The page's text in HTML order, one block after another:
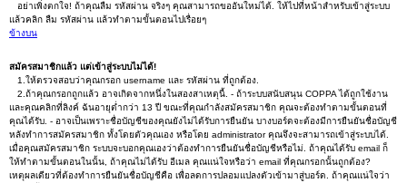
อย่าเพิ่งตกใจ! ถ้าคุณลืม รหัสผ่าน จริงๆ คุณสามารถขออันใหม่ได้. ให้ไปที่หน้าสำหรับเข้าสู่ระบบ
แล้วคลิก ลืม รหัสผ่าน แล้วทำตามขั้นตอนไปเรื่อยๆ
ข้างบน
สมัครสมาชิกแล้ว แต่เข้าสู่ระบบไม่ได้!
1.ให้ตรวจสอบว่าคุณกรอก username และ รหัสผ่าน ที่ถูกต้อง.
2.ถ้าคุณกรอกถูกแล้ว อาจเกิดจากหนึ่งในสองสาเหตุนี้. - ถ้าระบบสนับสนุน COPPA ได้ถูกใช้งาน
และคุณคลิกที่ลิงค์ ฉันอายุต่ำกว่า 13 ปี ขณะที่คุณกำลังสมัครสมาชิก คุณจะต้องทำตามขั้นตอนที่
คุณได้รับ. - อาจเป็นเพราะชื่อบัญชีของคุณยังไม่ได้รับการยืนยัน บางบอร์ดจะต้องมีการยืนยันชื่อบัญชี
หลังทำการสมัครสมาชิก ทั้งโดยตัวคุณเอง หรือโดย administrator คุณจึงจะสามารถเข้าสู่ระบบได้.
เมื่อคุณสมัครสมาชิก ระบบจะบอกคุณเองว่าต้องทำการยืนยันชื่อบัญชีหรือไม่. ถ้าคุณได้รับ email ก็
ให้ทำตามขั้นตอนในนั้น, ถ้าคุณไม่ได้รับ อีเมล คุณแน่ใจหรือว่า email ที่คุณกรอกนั้นถูกต้อง?
เหตุผลเดียวที่ต้องทำการยืนยันชื่อบัญชีคือ เพื่อลดการปลอมแปลงตัวเข้ามาสู่บอร์ด. ถ้าคุณแน่ใจว่า